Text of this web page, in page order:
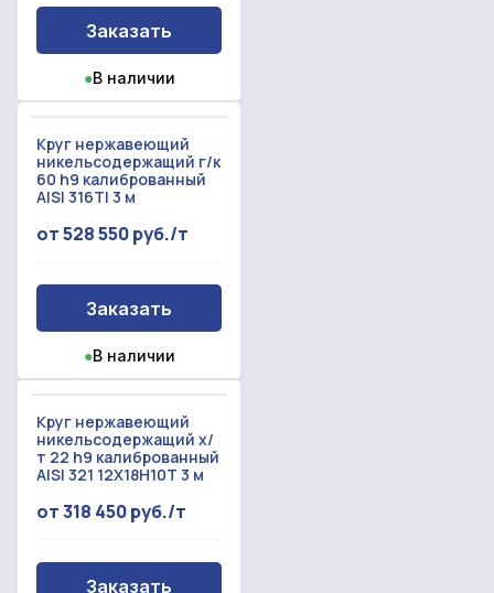
Заказать
●В наличии
Круг нержавеющий
никельсодержащий г/к
60 h9 калиброванный
AISI 316TI 3 м
от 528 550 руб./т
Заказать
●В наличии
Круг нержавеющий
никельсодержащий х/
т 22 h9 калиброванный
AISI 321 12Х18Н10Т 3 м
от 318 450 руб./т
Заказать